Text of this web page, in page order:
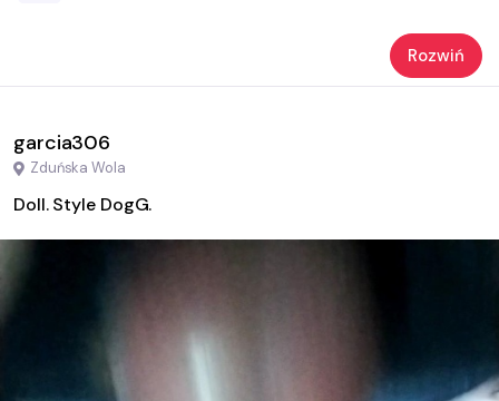
Rozwiń
garcia306
Zduńska Wola
Doll. Style DogG.